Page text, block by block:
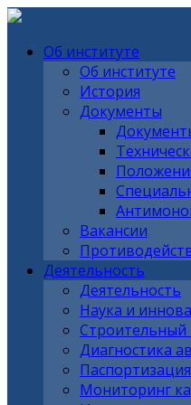
Об институте
Об институте
История
Документы
Вакансии
Деятельность
Деятельность
Наука и
Строительный
Диагностика
Мониторинг